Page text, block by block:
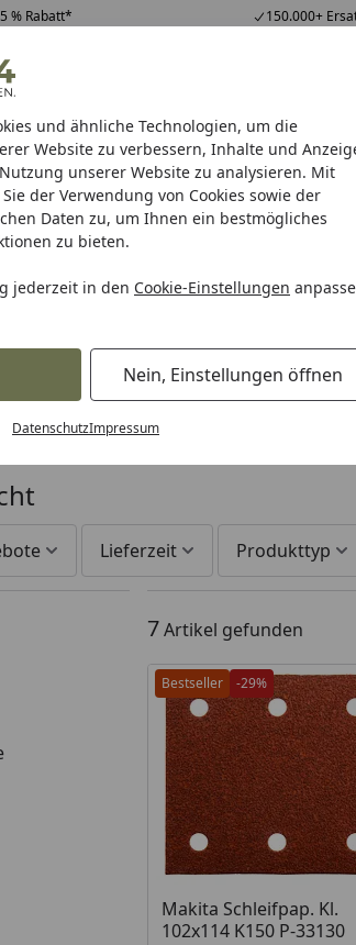
und ähnliche Technologien, um die
Website zu verbessern, Inhalte und
unserer Website zu analysieren. Mit
der Verwendung von Cookies sowie der
Daten zu, um Ihnen ein bestmögliches
zu bieten.
jederzeit in den Cookie-Einstellungen
Nein, Einstellungen öffnen
DatenschutzImpressum
% Rabatt* 150.000+
Bewertungen
Tipps & Tricks Suche
Messgeräte & Laser
Pools inkl. gratis
Traumpool im Sorglos-Paket:
Für Schleifen & Polieren
114 x 102
Lieferzeit Produkttyp
7Artikel gefunden
Bestseller -29%
Makita Schleifpap. Kl.
102x114 K150 P-33130